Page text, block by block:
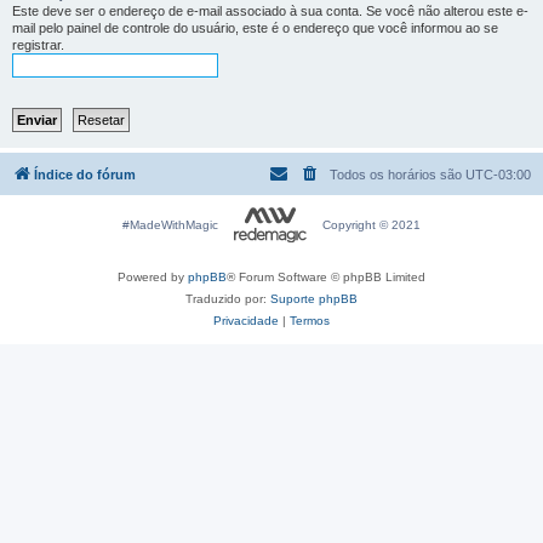
Este deve ser o endereço de e-mail associado à sua conta. Se você não alterou este e-
mail pelo painel de controle do usuário, este é o endereço que você informou ao se
registrar.
Índice do fórum Todos os horários são UTC-03:00
#MadeWithMagic Copyright © 2021
Powered by phpBB® Forum Software © phpBB Limited
Traduzido por: Suporte phpBB
Privacidade | Termos